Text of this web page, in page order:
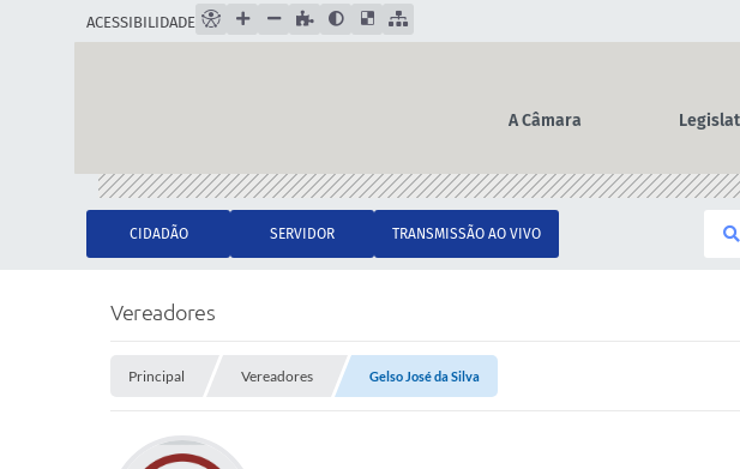
ACESSIBILIDADE
A Câmara
CIDADÃO SERVIDOR TRANSMISSÃO AO VIVO
Vereadores
Principal Vereadores Gelso José da Silva